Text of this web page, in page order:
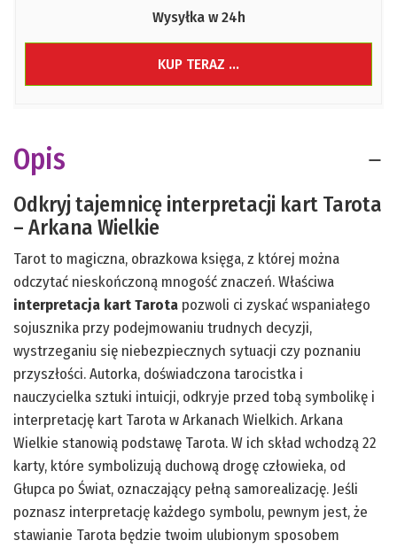
Wysyłka w 24h
KUP TERAZ ...
Opis
Odkryj tajemnicę interpretacji kart Tarota
– Arkana Wielkie
Tarot to magiczna, obrazkowa księga, z której można
odczytać nieskończoną mnogość znaczeń. Właściwa
interpretacja kart Tarota pozwoli ci zyskać wspaniałego
sojusznika przy podejmowaniu trudnych decyzji,
wystrzeganiu się niebezpiecznych sytuacji czy poznaniu
przyszłości. Autorka, doświadczona tarocistka i
nauczycielka sztuki intuicji, odkryje przed tobą symbolikę i
interpretację kart Tarota w Arkanach Wielkich. Arkana
Wielkie stanowią podstawę Tarota. W ich skład wchodzą 22
karty, które symbolizują duchową drogę człowieka, od
Głupca po Świat, oznaczający pełną samorealizację. Jeśli
poznasz interpretację każdego symbolu, pewnym jest, że
stawianie Tarota będzie twoim ulubionym sposobem